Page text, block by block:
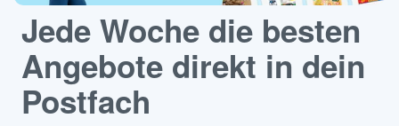
Jede Woche die besten
Angebote direkt in dein
Postfach